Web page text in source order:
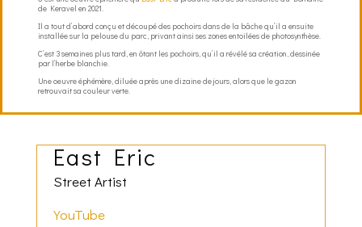
de Keravel en 2021.
Il a tout d’abord conçu et découpé des pochoirs dans de la bâche qu’il a ensuite
installée sur la pelouse du parc, privant ainsi ses zones entoilées de photosynthèse.
C’est 3 semaines plus tard, en ôtant les pochoirs, qu’il a révélé sa création, dessinée
par l’herbe blanchie.
Une oeuvre éphémère, diluée après une dizaine de jours, alors que le gazon
retrouvait sa couleur verte.
East Eric
Street Artist
YouTube